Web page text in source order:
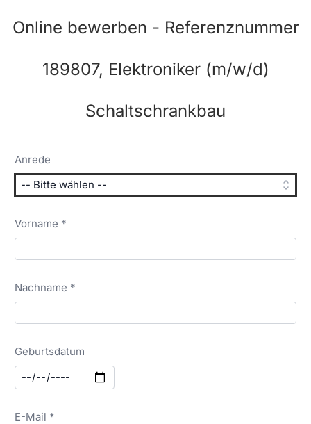
Online bewerben - Referenznummer
189807, Elektroniker (m/w/d)
Schaltschrankbau
Anrede
Vorname *
Nachname *
Geburtsdatum
E-Mail *